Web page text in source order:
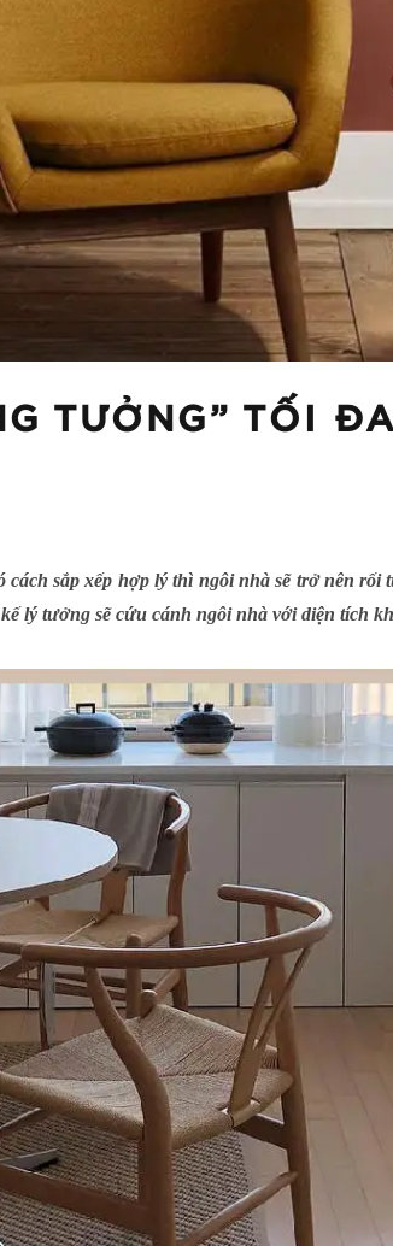
TƯỞNG” TỐI
sắp xếp hợp lý thì ngôi nhà sẽ trở nên
lý tưởng sẽ cứu cánh ngôi nhà với diện tích